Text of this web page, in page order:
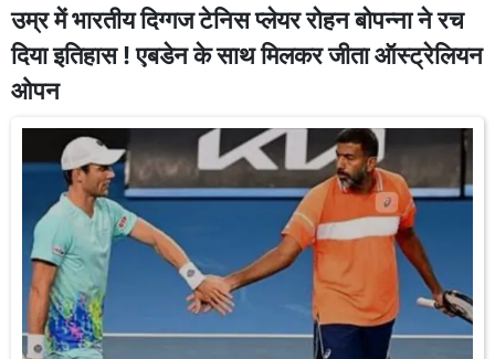
उम्र में भारतीय दिग्गज टेनिस प्लेयर रोहन बोपन्ना ने रच
दिया इतिहास ! एबडेन के साथ मिलकर जीता ऑस्ट्रेलियन
ओपन